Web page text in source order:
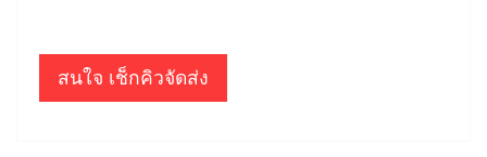
สนใจ เช็กคิวจัดส่ง